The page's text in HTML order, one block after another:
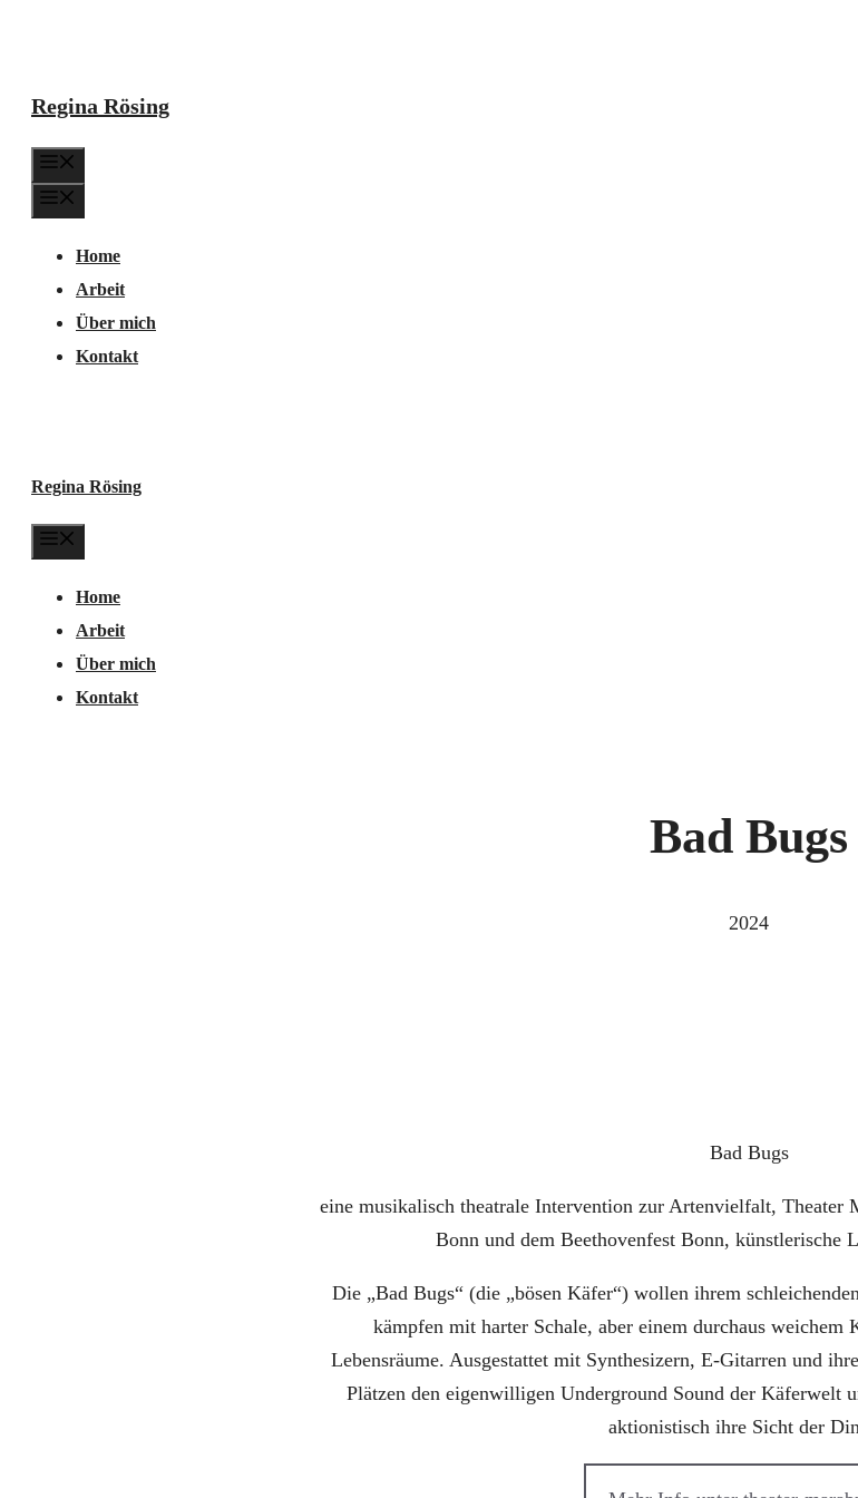
Regina Rösing
Home
Arbeit
Über mich
Kontakt
Regina Rösing
Home
Arbeit
Über mich
Kontakt
Bad Bugs
2024
Bad Bugs
eine musikalisch theatrale Intervention zur Artenvielfalt, Theater
Bonn und dem Beethovenfest Bonn, künstlerische
Die „Bad Bugs“ (die „bösen Käfer“) wollen ihrem
kämpfen mit harter Schale, aber einem durchaus weichem
Lebensräume. Ausgestattet mit Synthesizern, E-Gitarren und
Plätzen den eigenwilligen Underground Sound der Käferwelt
aktionistisch ihre Sicht der